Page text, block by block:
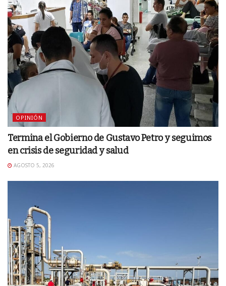
OPINIÓN
Termina el Gobierno de Gustavo Petro y seguimos
en crisis de seguridad y salud
AGOSTO 5, 2026